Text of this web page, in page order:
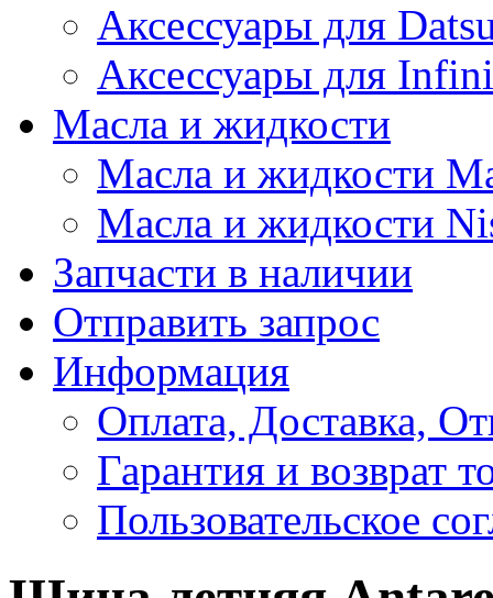
Аксессуары для
Аксессуары для
Масла и жидкости
Масла и жидкости
Масла и жидкости
Запчасти в наличии
Отправить запрос
Информация
Оплата, Доставка,
Гарантия и возврат
Пользовательское